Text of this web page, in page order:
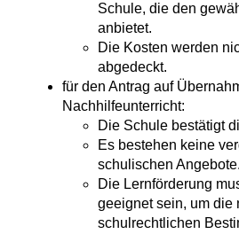
Schule, die den
anbietet.
Die Kosten werden
abgedeckt.
für den Antrag auf
Nachhilfeunterricht:
Die Schule bestätigt
Es bestehen keine
schulischen Angebote.
Die Lernförderung
geeignet sein, um die
schulrechtlichen